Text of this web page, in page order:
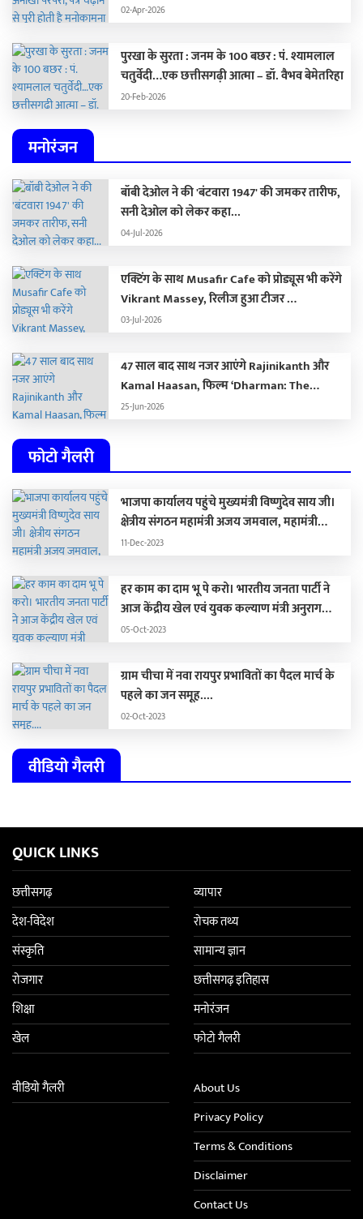
02-Apr-2026
पुरखा के सुरता : जनम के 100 बछर : पं. श्यामलाल
चतुर्वेदी…एक छत्तीसगढ़ी आत्मा – डॉ. वैभव बेमेतरिहा
20-Feb-2026
मनोरंजन
बॉबी देओल ने की 'बंटवारा 1947' की जमकर तारीफ,
सनी देओल को लेकर कहा...
04-Jul-2026
एक्टिंग के साथ Musafir Cafe को प्रोड्यूस भी करेंगे
Vikrant Massey, रिलीज हुआ टीजर …
03-Jul-2026
47 साल बाद साथ नजर आएंगे Rajinikanth और
Kamal Haasan, फिल्म ‘Dharman: The
Deadly Doctor’ से सामने आया खौफनाक फर्स्ट
25-Jun-2026
फोटो गैलरी
भाजपा कार्यालय पहुंचे मुख्यमंत्री विष्णुदेव साय जी।
क्षेत्रीय संगठन महामंत्री अजय जमवाल, महामंत्री
संगठन पवन साय जी पूर्व मंत्री संगठन रामप्रताप जी से
11-Dec-2023
हर काम का दाम भू पे करो। भारतीय जनता पार्टी ने
आज केंद्रीय खेल एवं युवक कल्याण मंत्री अनुराग
ठाकुर की पत्रवार्ता में भ्रष्टाचार स्कैनर लॉन्च किया। इस
बीजेपी जन-जन तक पहुंचाएगी।
05-Oct-2023
ग्राम चीचा में नवा रायपुर प्रभावितों का पैदल मार्च के
पहले का जन समूह....
02-Oct-2023
वीडियो गैलरी
QUICK LINKS
छत्तीसगढ़
देश-विदेश
संस्कृति
रोजगार
शिक्षा
खेल
व्यापार
रोचक तथ्य
सामान्य ज्ञान
छत्तीसगढ़ इतिहास
मनोरंजन
फोटो गैलरी
वीडियो गैलरी
About Us
Privacy Policy
Terms & Conditions
Disclaimer
Contact Us